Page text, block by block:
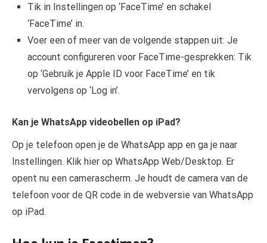
Tik in Instellingen op ‘FaceTime’ en schakel
‘FaceTime’ in.
Voer een of meer van de volgende stappen uit: Je
account configureren voor FaceTime-gesprekken: Tik
op ‘Gebruik je Apple ID voor FaceTime’ en tik
vervolgens op ‘Log in’.
Kan je WhatsApp videobellen op iPad?
Op je telefoon open je de WhatsApp app en ga je naar
Instellingen. Klik hier op WhatsApp Web/Desktop. Er
opent nu een camerascherm. Je houdt de camera van de
telefoon voor de QR code in de webversie van WhatsApp
op iPad.